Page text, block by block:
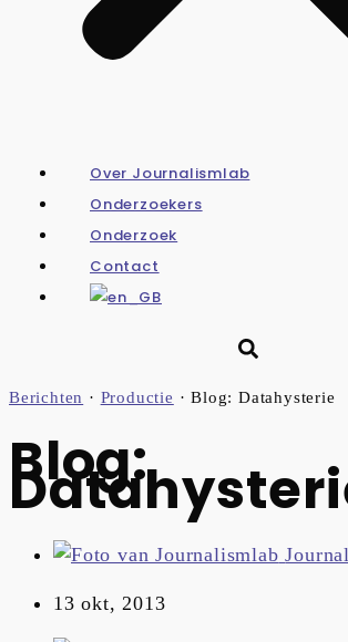
Over Journalismlab
Onderzoekers
Onderzoek
Contact
Berichten · Productie ·Blog: Datahysterie
Blog:
13 okt, 2013